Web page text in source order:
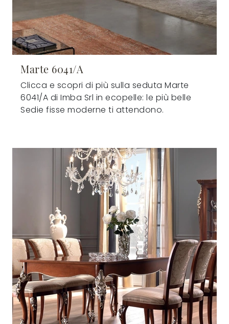
Marte 6041/A
Clicca e scopri di più sulla seduta Marte
6041/A di Imba Srl in ecopelle: le più belle
Sedie fisse moderne ti attendono.